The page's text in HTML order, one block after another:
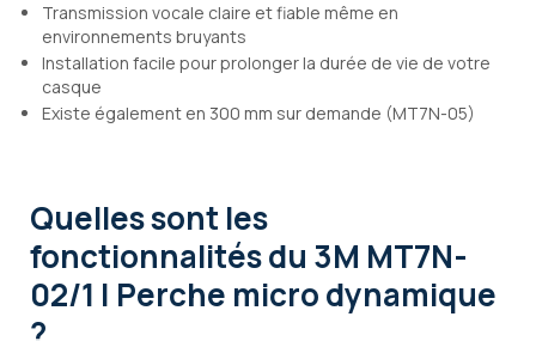
Transmission vocale claire et fiable même en
environnements bruyants
Installation facile pour prolonger la durée de vie de votre
casque
Existe également en 300 mm sur demande (MT7N-05)
Quelles sont les
fonctionnalitésdu 3M MT7N-
02/1 | Perche micro dynamique